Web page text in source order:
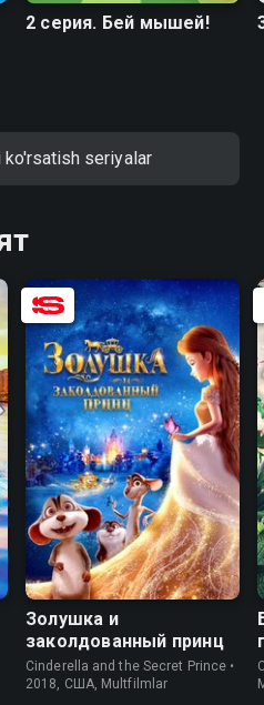
2 серия. Бей мышей!
hammasini ko'rsatish seriyalar
6.8 4.4
Золушка и
заколдованный принц
Cinderella and the Secret Prince •
2018, США, Multfilmlar